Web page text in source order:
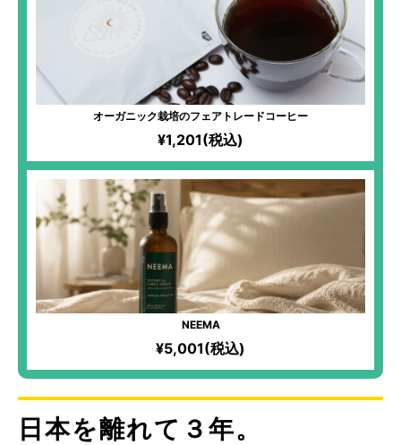
オーガニック栽培のフェアトレードコーヒー
¥1,201(税込)
NEEMA
¥5,001(税込)
日本を離れて３年。